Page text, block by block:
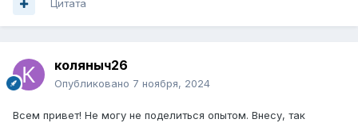
Цитата
коляныч26
Опубликовано 7 ноября, 2024
Всем привет! Не могу не поделиться опытом. Внесу, так